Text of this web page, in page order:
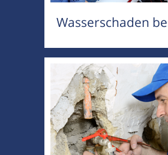
Wasserschaden